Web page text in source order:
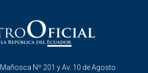
Mañosca Nº 201 y Av. 10 de Agosto